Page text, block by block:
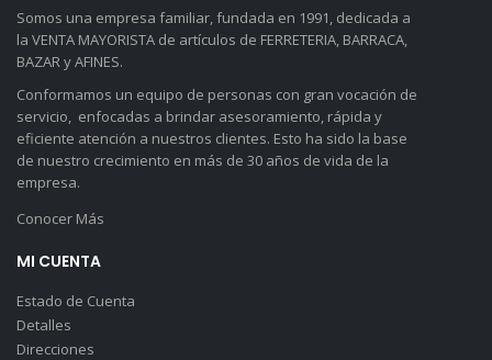
Somos una empresa familiar, fundada en 1991, dedicada a
la VENTA MAYORISTA de artículos de FERRETERIA, BARRACA,
BAZAR y AFINES.
Conformamos un equipo de personas con gran vocación de
servicio, enfocadas a brindar asesoramiento, rápida y
eficiente atención a nuestros clientes. Esto ha sido la base
de nuestro crecimiento en más de 30 años de vida de la
empresa.
Conocer Más
MI CUENTA
Estado de Cuenta
Detalles
Direcciones